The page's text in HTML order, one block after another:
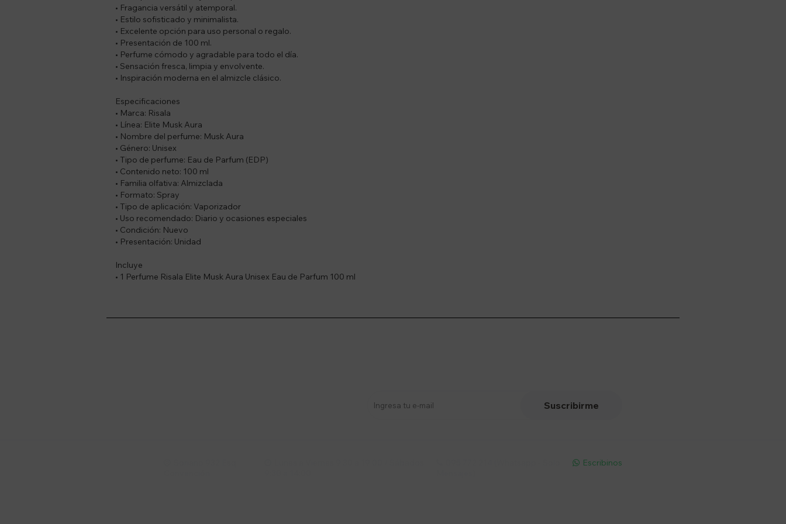
• Fragancia versátil y atemporal.
• Estilo sofisticado y minimalista.
• Excelente opción para uso personal o regalo.
• Presentación de 100 ml.
• Perfume cómodo y agradable para todo el día.
• Sensación fresca, limpia y envolvente.
• Inspiración moderna en el almizcle clásico.
Especificaciones
• Marca: Risala
• Línea: Elite Musk Aura
• Nombre del perfume: Musk Aura
• Género: Unisex
• Tipo de perfume: Eau de Parfum (EDP)
• Contenido neto: 100 ml
• Familia olfativa: Almizclada
• Formato: Spray
• Tipo de aplicación: Vaporizador
• Uso recomendado: Diario y ocasiones especiales
• Condición: Nuevo
• Presentación: Unidad
Incluye
• 1 Perfume Risala Elite Musk Aura Unisex Eau de Parfum 100 ml
Suscribirme
 Escribinos